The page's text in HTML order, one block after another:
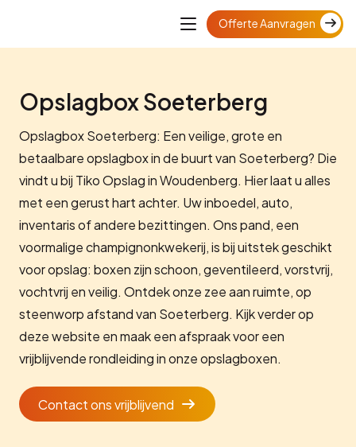
Offerte Aanvragen
Opslagbox Soeterberg
Opslagbox Soeterberg: Een veilige, grote en
betaalbare opslagbox in de buurt van Soeterberg? Die
vindt u bij Tiko Opslag in Woudenberg. Hier laat u alles
met een gerust hart achter. Uw inboedel, auto,
inventaris of andere bezittingen. Ons pand, een
voormalige champignonkwekerij, is bij uitstek geschikt
voor opslag: boxen zijn schoon, geventileerd, vorstvrij,
vochtvrij en veilig. Ontdek onze zee aan ruimte, op
steenworp afstand van Soeterberg. Kijk verder op
deze website en maak een afspraak voor een
vrijblijvende rondleiding in onze opslagboxen.
Contact ons vrijblijvend